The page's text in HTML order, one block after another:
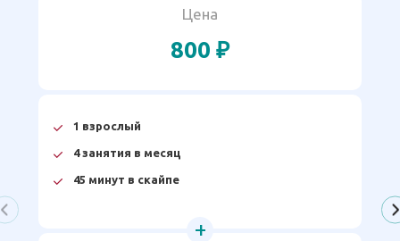
Цена
800 ₽
1 взрослый
4 занятия в месяц
45 минут в скайпе